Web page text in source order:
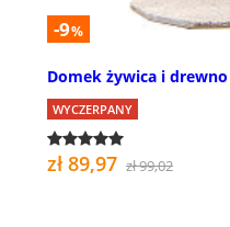
-9%
Domek żywica i
WYCZERPANY
zł 89,97 zł 99,02